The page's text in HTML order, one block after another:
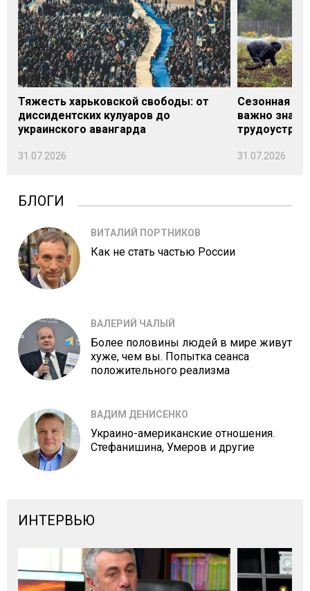
Тяжесть харьковской свободы: от
диссидентских кулуаров до
украинского авангарда
31.07.2026
Сезонная
важно знать
31.07.2026
БЛОГИ
ВИТАЛИЙ ПОРТНИКОВ
Как не стать частью России
ВАЛЕРИЙ ЧАЛЫЙ
Более половины людей в мире живут
хуже, чем вы. Попытка сеанса
положительного реализма
ВАДИМ ДЕНИСЕНКО
Украино-американские отношения.
Стефанишина, Умеров и другие
ИНТЕРВЬЮ